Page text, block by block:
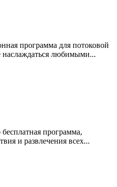
программа для потоковой
любимыми...
программа,
и развлечения всех...